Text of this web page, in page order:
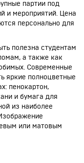
партии под
и мероприятий. Цена
персонально для
полезна студентам
а также как
Современные
яркие полноцветные
пенокартон,
и бумага для
из наиболее
или матовым